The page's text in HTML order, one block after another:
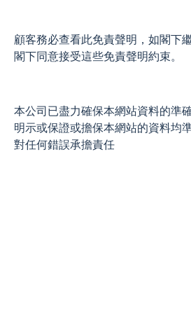
顧客務必查看此免責聲明，如閣下
閣下同意接受這些免責聲明約束。
本公司已盡力確保本網站資料的準
明示或保證或擔保本網站的資料均
對任何錯誤承擔責任